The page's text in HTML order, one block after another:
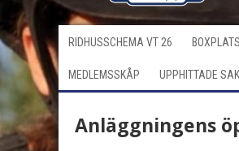
RIDHUSSCHEMA VT 26
MEDLEMSSKÅP UPPHITTADE
Anläggningens